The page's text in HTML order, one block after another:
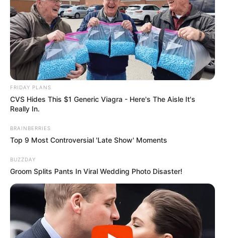
ชื่อนั้นสำคัญไฉน ทำไมจึงต้องให้ความสำคัญ ? มาหาความหมาย ชื่อมงคล
ของดาราที่คุณชื่อชอบกันค่ะ ว่าจะมีใครบ้างและแต่ละชื่อมีควาหมายอย่างไร
Home/ดูดวง/ รวมพลดารา ชื่อมงคล ความหมายดี รักรุ่ง งานเริ่ด!
ดูดวง|
11 มี.ค. 2015
แบ่งปัน
ชื่อมงคล ….
เรียกทรัพย์ เรียกงานของเหล่า
ดารา
FRIDAY PLANS
CVS Hides This $1 Generic Viagra - Here's The Aisle It's
Really In.
BRAINBERRIES
Top 9 Most Controversial 'Late Show' Moments
BUZZDAY
Groom Splits Pants In Viral Wedding Photo Disaster!